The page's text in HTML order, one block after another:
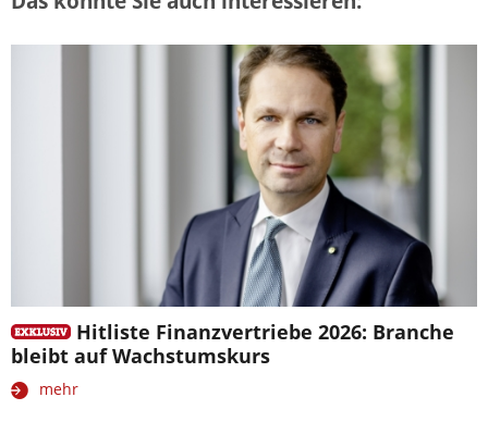
Hitliste Finanzvertriebe 2026: Branche
bleibt auf Wachstumskurs
mehr